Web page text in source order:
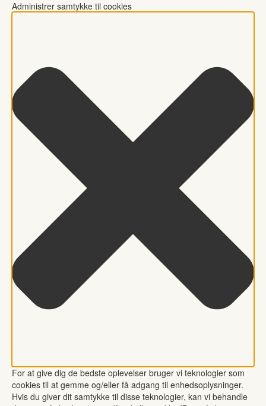
Administrer samtykke til cookies
For at give dig de bedste oplevelser bruger vi teknologier som
cookies til at gemme og/eller få adgang til enhedsoplysninger.
Hvis du giver dit samtykke til disse teknologier, kan vi behandle